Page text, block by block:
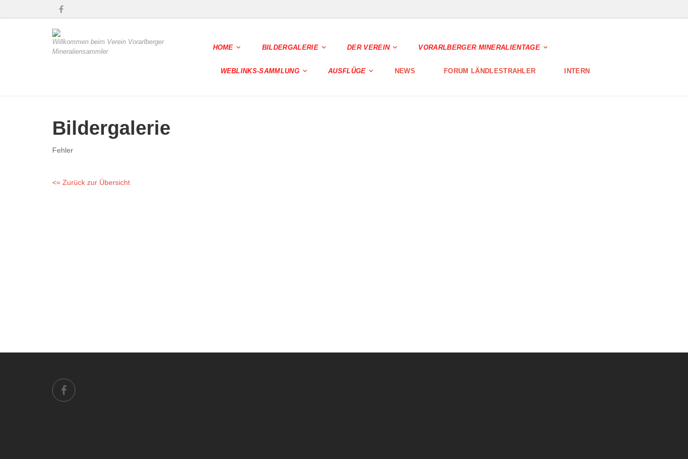
Willkommen beim Verein Vorarlberger
Mineraliensammler
HOME BILDERGALERIE DER VEREIN VORARLBERGER MINERALIENTAGE
WEBLINKS-SAMMLUNG AUSFLÜGE NEWS FORUM LÄNDLESTRAHLER INTERN
Bildergalerie
Fehler
<= Zurück zur Übersicht